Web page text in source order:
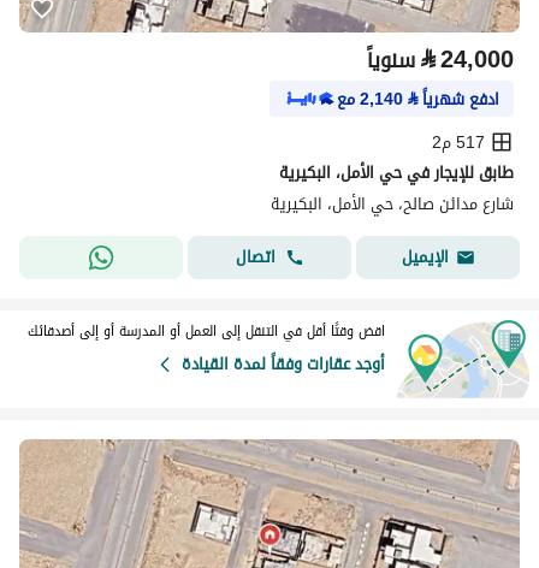
⃁24,000 سنوياً
ادفع شهرياً⃁
2,140مع
517 م2
طابق للإيجار في حي الأمل، البكيرية
شارع مدائن صالح، حي الأمل، البكيرية
الإيميل
اتصال
اقض وقتًا أقل في التنقل إلى العمل أو المدرسة أو إلى أصدقائك
أوجد عقارات وفقاً لمدة القيادة